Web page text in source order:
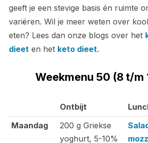
geeft je een stevige basis én ruimte
variëren. Wil je meer weten over
eten? Lees dan onze blogs over het
dieeten het keto dieet.
Weekmenu 50 (8 t/m
Ontbijt
Ontbijt
Maandag
200 g Griekse
yoghurt, 5-10%